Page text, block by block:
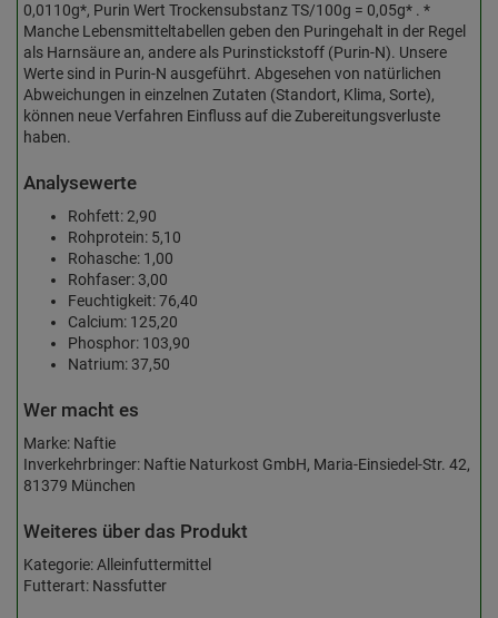
0,0110g*, Purin Wert Trockensubstanz TS/100g = 0,05g* . *
Manche Lebensmitteltabellen geben den Puringehalt in der Regel
als Harnsäure an, andere als Purinstickstoff (Purin-N). Unsere
Werte sind in Purin-N ausgeführt. Abgesehen von natürlichen
Abweichungen in einzelnen Zutaten (Standort, Klima, Sorte),
können neue Verfahren Einfluss auf die Zubereitungsverluste
haben.
Analysewerte
Rohfett: 2,90
Rohprotein: 5,10
Rohasche: 1,00
Rohfaser: 3,00
Feuchtigkeit: 76,40
Calcium: 125,20
Phosphor: 103,90
Natrium: 37,50
Wer macht es
Marke: Naftie
Inverkehrbringer: Naftie Naturkost GmbH, Maria-Einsiedel-Str. 42,
81379 München
Weiteres über das Produkt
Kategorie: Alleinfuttermittel
Futterart: Nassfutter